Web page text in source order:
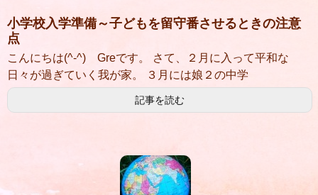
小学校入学準備～子どもを留守番させるときの注意
点
こんにちは(^-^) Greです。 さて、２月に入って平和な
日々が過ぎていく我が家。 ３月には娘２の中学
記事を読む